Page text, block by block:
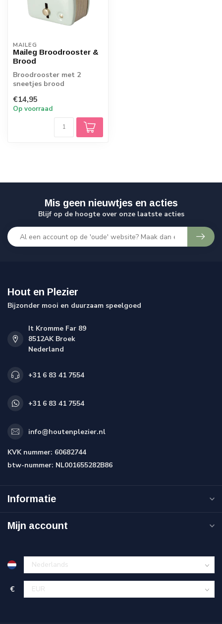
MAILEG
Maileg Broodrooster &
Brood
Broodrooster met 2
sneetjes brood
€14,95
Op voorraad
Mis geen nieuwtjes en acties
Blijf op de hoogte over onze laatste acties
Hout en Plezier
Bijzonder mooi en duurzaam speelgoed
It Kromme Far 89
8512AK Broek
Nederland
+31 6 83 41 7554
+31 6 83 41 7554
info@houtenplezier.nl
KVK nummer: 60682744
btw-nummer: NL001655282B86
Informatie
Mijn account
€